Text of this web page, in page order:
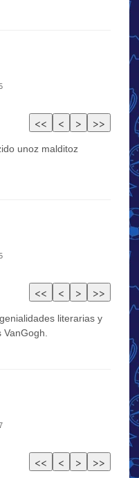
unoz malditoz
literarias y